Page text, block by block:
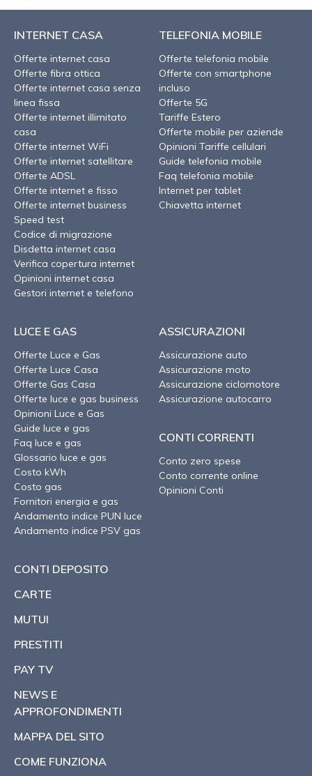
INTERNET CASA
Offerte internet casa
Offerte fibra ottica
Offerte internet casa senza
linea fissa
Offerte internet illimitato
casa
Offerte internet WiFi
Offerte internet satellitare
Offerte ADSL
Offerte internet e fisso
Offerte internet business
Speed test
Codice di migrazione
Disdetta internet casa
Verifica copertura internet
Opinioni internet casa
Gestori internet e telefono
TELEFONIA MOBILE
Offerte telefonia mobile
Offerte con smartphone
incluso
Offerte 5G
Tariffe Estero
Offerte mobile per aziende
Opinioni Tariffe cellulari
Guide telefonia mobile
Faq telefonia mobile
Internet per tablet
Chiavetta internet
LUCE E GAS
Offerte Luce e Gas
Offerte Luce Casa
Offerte Gas Casa
Offerte luce e gas business
Opinioni Luce e Gas
Guide luce e gas
Faq luce e gas
Glossario luce e gas
Costo kWh
Costo gas
Fornitori energia e gas
Andamento indice PUN luce
Andamento indice PSV gas
ASSICURAZIONI
Assicurazione auto
Assicurazione moto
Assicurazione ciclomotore
Assicurazione autocarro
CONTI CORRENTI
Conto zero spese
Conto corrente online
Opinioni Conti
CONTI DEPOSITO
CARTE
MUTUI
PRESTITI
PAY TV
NEWS E
APPROFONDIMENTI
MAPPA DEL SITO
COME FUNZIONA